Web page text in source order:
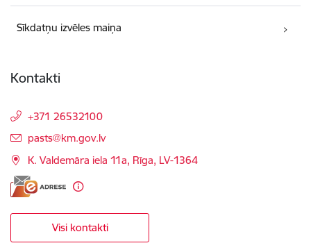
Sīkdatņu izvēles maiņa
Kontakti
+371 26532100
E-pasts:
pasts@km.gov.lv
K. Valdemāra iela 11a, Rīga, LV-1364
Visi kontakti